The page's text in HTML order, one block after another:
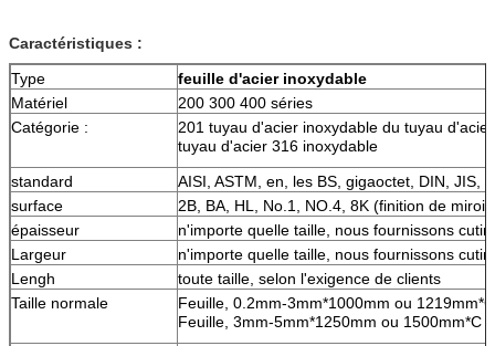
Caractéristiques :
Type
feuille d'acier inoxydable
Matériel
200 300 400 séries
Catégorie :
201 tuyau d'acier inoxydable du tuyau
tuyau d'acier 316 inoxydable
standard
AISI, ASTM, en, les BS, gigaoctet, DIN, JIS,
surface
2B, BA, HL, No.1, NO.4, 8K (finition de
épaisseur
n'importe quelle taille, nous fournissons
Largeur
n'importe quelle taille, nous fournissons
Lengh
toute taille, selon l'exigence de clients
Taille normale
Feuille, 0.2mm-3mm*1000mm ou
Feuille, 3mm-5mm*1250mm ou 1500mm*C